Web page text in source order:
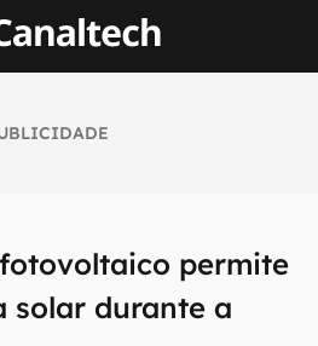
permite
solar durante a
tecnologia em primeira